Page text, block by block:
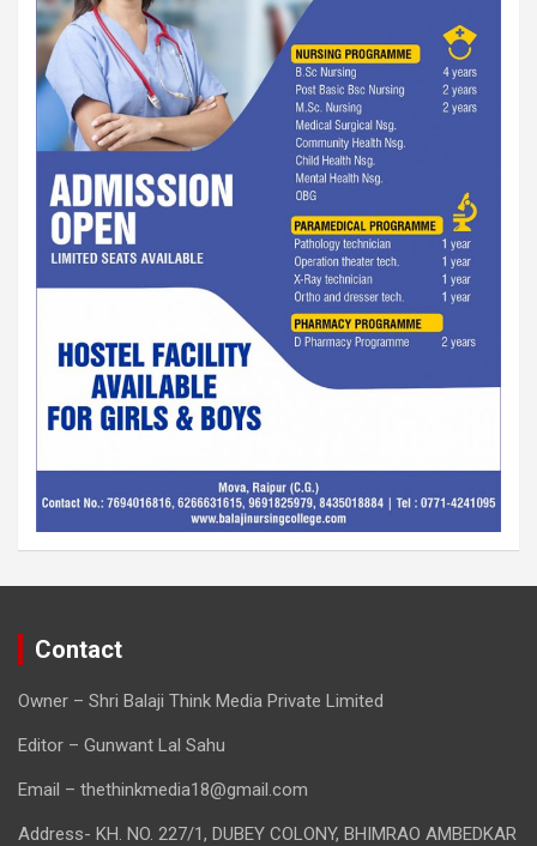
Contact
Owner – Shri Balaji Think Media Private Limited
Editor – Gunwant Lal Sahu
Email – thethinkmedia18@gmail.com
Address- KH. NO. 227/1, DUBEY COLONY, BHIMRAO AMBEDKAR